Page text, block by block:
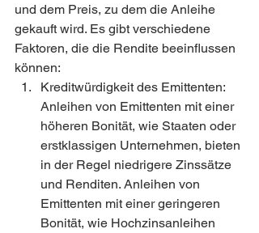
und dem Preis, zu dem die Anleihe
gekauft wird. Es gibt verschiedene
Faktoren, die die Rendite beeinflussen
können:
Kreditwürdigkeit des Emittenten:
Anleihen von Emittenten mit einer
höheren Bonität, wie Staaten oder
erstklassigen Unternehmen, bieten
in der Regel niedrigere Zinssätze
und Renditen. Anleihen von
Emittenten mit einer geringeren
Bonität, wie Hochzinsanleihen